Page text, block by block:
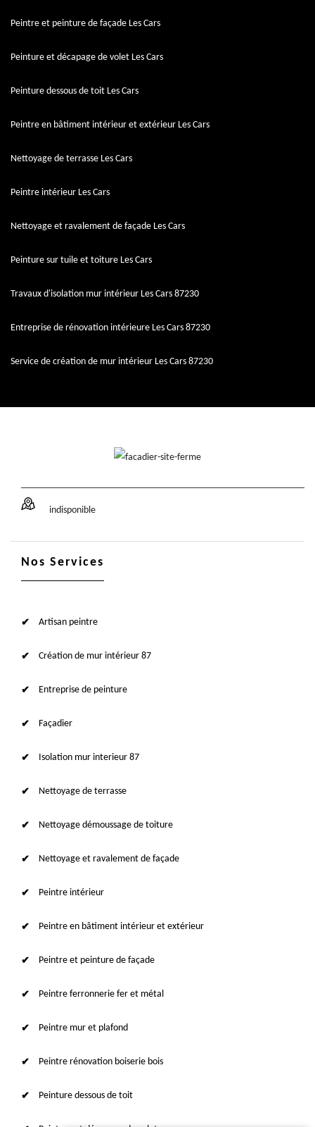
Peintre et peinture de façade Les Cars
Peinture et décapage de volet Les Cars
Peinture dessous de toit Les Cars
Peintre en bâtiment intérieur et extérieur Les Cars
Nettoyage de terrasse Les Cars
Peintre intérieur Les Cars
Nettoyage et ravalement de façade Les Cars
Peinture sur tuile et toiture Les Cars
Travaux d'isolation mur intérieur Les Cars 87230
Entreprise de rénovation intérieure Les Cars 87230
Service de création de mur intérieur Les Cars 87230
indisponible
Nos Services
Artisan peintre
Création de mur intérieur 87
Entreprise de peinture
Façadier
Isolation mur interieur 87
Nettoyage de terrasse
Nettoyage démoussage de toiture
Nettoyage et ravalement de façade
Peintre intérieur
Peintre en bâtiment intérieur et extérieur
Peintre et peinture de façade
Peintre ferronnerie fer et métal
Peintre mur et plafond
Peintre rénovation boiserie bois
Peinture dessous de toit